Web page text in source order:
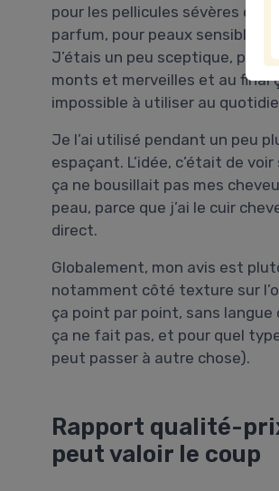
pour les pellicules sévères et
parfum, pour peaux sensibles,
J’étais un peu sceptique,
monts et merveilles et au final
impossible à utiliser au
Je l’ai utilisé pendant un peu
espaçant. L’idée, c’était de
ça ne bousillait pas mes
peau, parce que j’ai le cuir
direct.
Globalement, mon avis est
notamment côté texture sur
ça point par point, sans
ça ne fait pas, et pour quel
peut passer à autre chose).
Rapport qualité-
peut valoir le coup